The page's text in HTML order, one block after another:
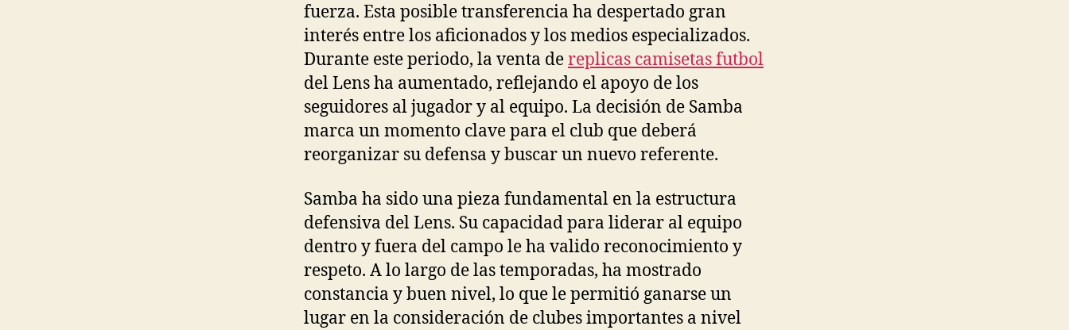
fuerza. Esta posible transferencia ha despertado gran
interés entre los aficionados y los medios especializados.
Durante este periodo, la venta dereplicas camisetas futbol
del Lens ha aumentado, reflejando el apoyo de los
seguidores al jugador y al equipo. La decisión de Samba
marca un momento clave para el club que deberá
reorganizar su defensa y buscar un nuevo referente.
Samba ha sido una pieza fundamental en la estructura
defensiva del Lens. Su capacidad para liderar al equipo
dentro y fuera del campo le ha valido reconocimiento y
respeto. A lo largo de las temporadas, ha mostrado
constancia y buen nivel, lo que le permitió ganarse un
lugar en la consideración de clubes importantes a nivel